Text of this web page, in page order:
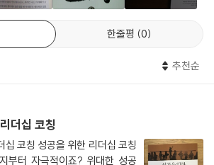
사용해볼 것을 권한다. 또한 이것들을 단순한 규
를 바란다.
아니라 절대적으로 예측 불가능한 충격적인 변
은 지금 이 변화를 환영하면서 사람들이 모든 변
한줄평 0
추천순
더십 코칭